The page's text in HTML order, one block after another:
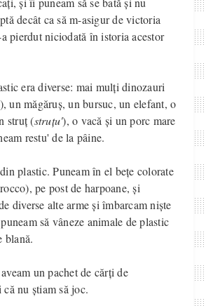
decât ca să m-asigur de victoria
pierdut niciodată în istoria acestor
era diverse: mai mulți dinozauri
un măgăruș, un bursuc, un elefant, o
struț (struțu'), o vacă și un porc mare
restu' de la pâine.
plastic. Puneam în el bețe colorate
pe post de harpoane, și
diverse alte arme și îmbarcam niște
să vâneze animale de plastic
blană.
un pachet de cărți de
nu știam să joc.